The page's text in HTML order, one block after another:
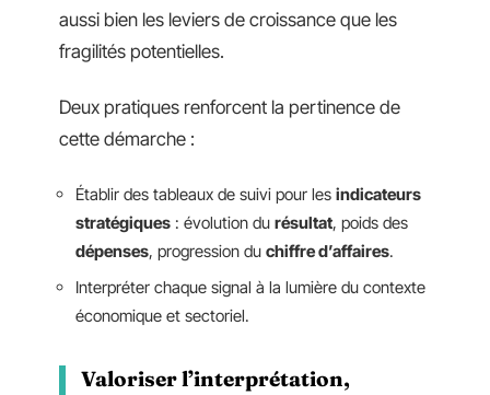
aussi bien les leviers de croissance que les
fragilités potentielles.
Deux pratiques renforcent la pertinence de
cette démarche :
Établir des tableaux de suivi pour les indicateurs
stratégiques : évolution du résultat, poids des
dépenses, progression du chiffre d’affaires.
Interpréter chaque signal à la lumière du contexte
économique et sectoriel.
Valoriser l’interprétation,